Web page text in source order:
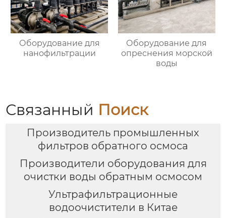
Оборудование для
нанофильтрации
Оборудование для
опреснения морской
воды
Связанный Поиск
Производитель промышленных
фильтров обратного осмоса
Производители оборудования для
очистки воды обратным осмосом
Ультрафильтрационные
водоочистители в Китае